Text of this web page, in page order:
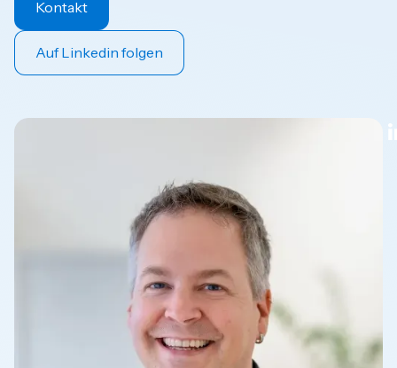
Kontakt
Auf Linkedin folgen